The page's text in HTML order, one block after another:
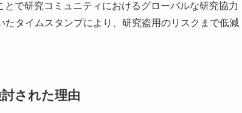
で研究コミュニティにおけるグローバルな研究協力
タイムスタンプにより、研究盗用のリスクまで低減
された理由